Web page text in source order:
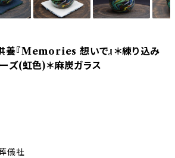
養『Memories 想いで』＊練り込み
ズ(虹色)＊麻炭ガラス
儀社